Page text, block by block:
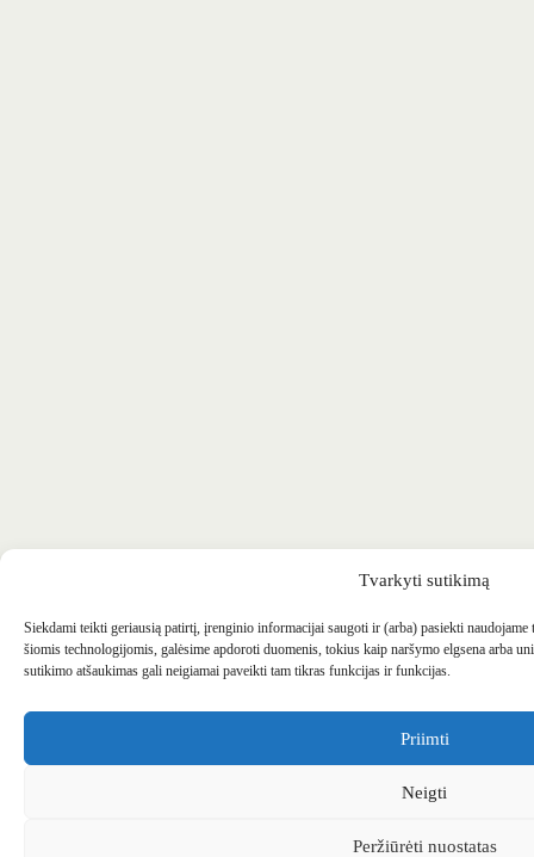
Tvarkyti sutikimą
Siekdami teikti geriausią patirtį, įrenginio informacijai saugoti ir (arba) pasiekti
šiomis technologijomis, galėsime apdoroti duomenis, tokius kaip naršymo elgsena arba
sutikimo atšaukimas gali neigiamai paveikti tam tikras funkcijas ir funkcijas.
Priimti
Neigti
Peržiūrėti nuostatas